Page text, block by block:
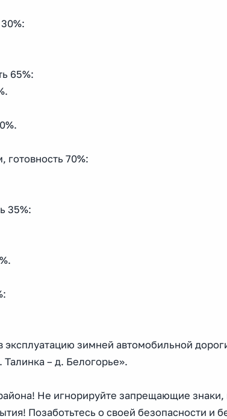
65%:
готовность 70%:
35%:
зимней автомобильной
– д. Белогорье».
Не игнорируйте запрещающие знаки,
Позаботьтесь о своей безопасности и